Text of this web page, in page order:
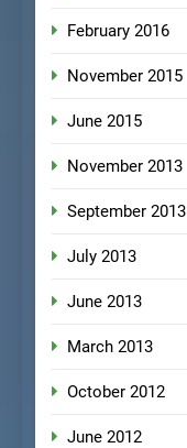
February 2016
November 2015
June 2015
November 2013
September 2013
July 2013
June 2013
March 2013
October 2012
June 2012